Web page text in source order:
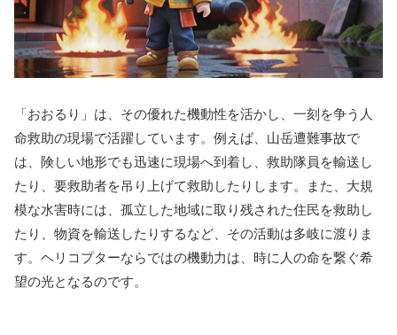
「おおるり」は、その優れた機動性を活かし、一刻を争う人
命救助の現場で活躍しています。例えば、山岳遭難事故で
は、険しい地形でも迅速に現場へ到着し、救助隊員を輸送し
たり、要救助者を吊り上げて救助したりします。また、大規
模な水害時には、孤立した地域に取り残された住民を救助し
たり、物資を輸送したりするなど、その活動は多岐に渡りま
す。ヘリコプターならではの機動力は、時に人の命を繋ぐ希
望の光となるのです。